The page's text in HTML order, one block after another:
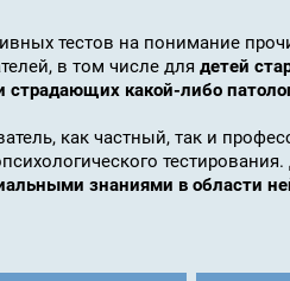
тестов на понимание
в том числе для детей
страдающих какой-либо
как частный, так и
знаниями в области